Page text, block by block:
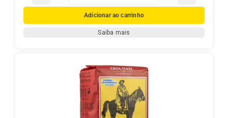
Gaúcho
500g
Adicionar ao carrinho
Saiba mais